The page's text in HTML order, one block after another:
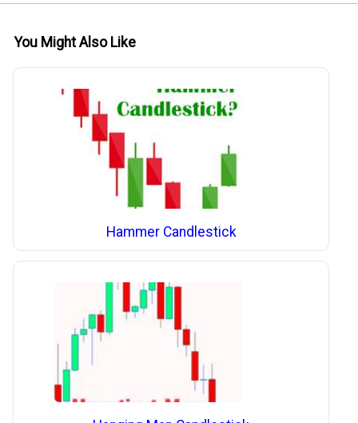
You Might Also Like
Hammer Candlestick